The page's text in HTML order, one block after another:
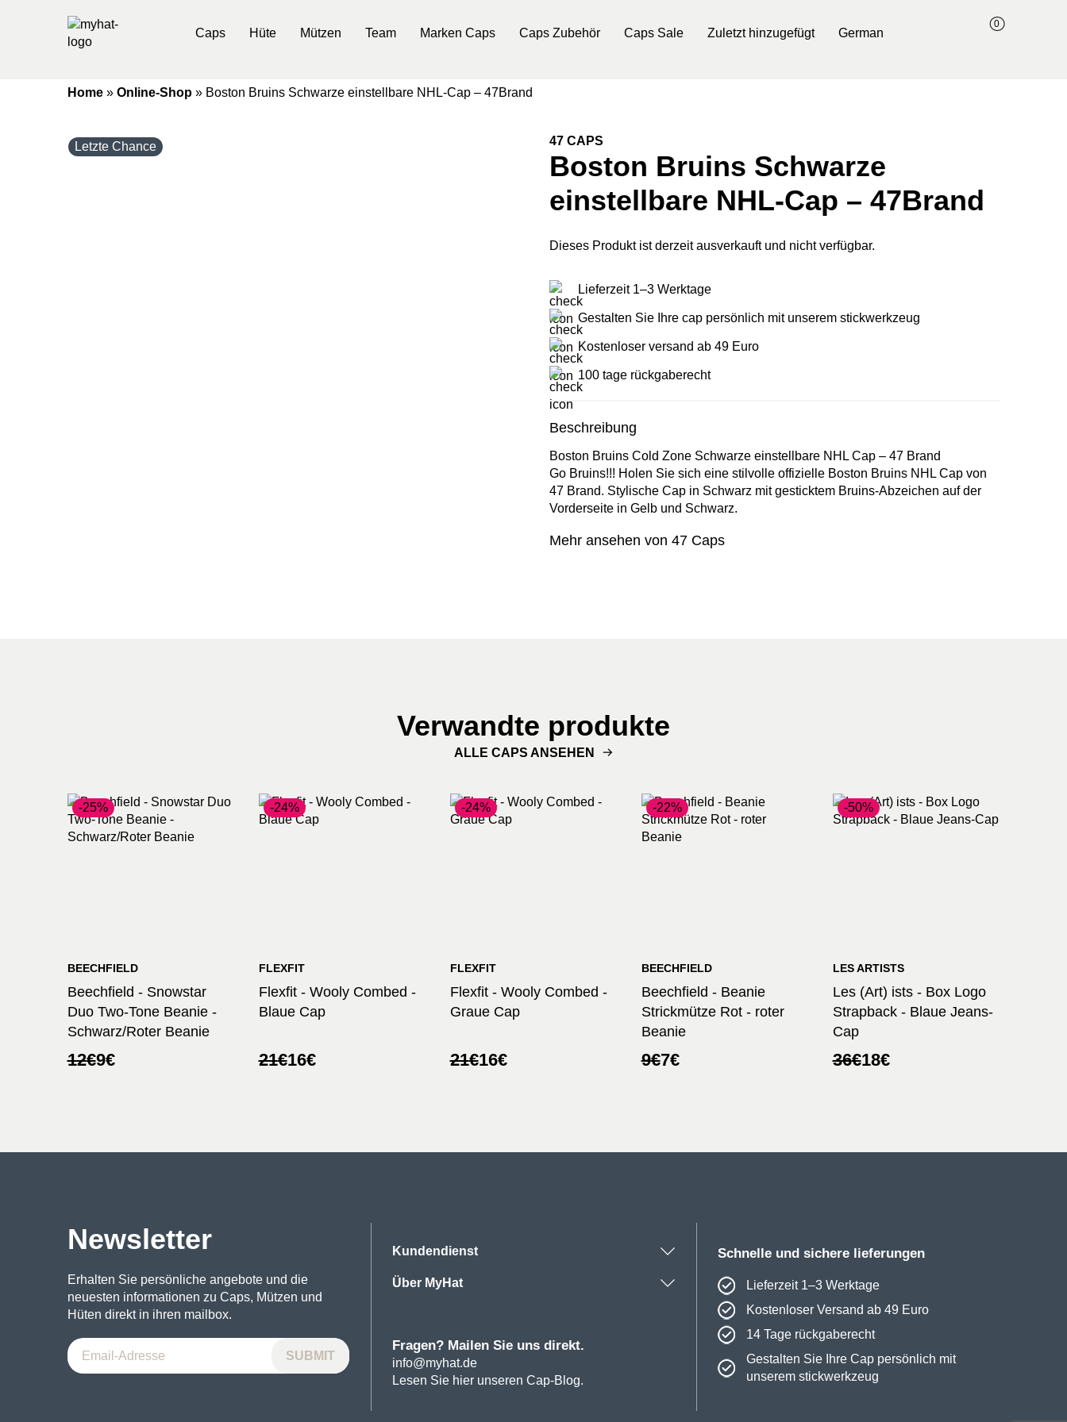
Caps Hüte Mützen Team Marken Caps Caps Zubehör Caps Sale Zuletzt hinzugefügt German
0
Home» Online-Shop» Boston Bruins Schwarze einstellbare NHL-Cap – 47Brand
Letzte Chance 47 CAPS
Boston Bruins Schwarze
einstellbare NHL-Cap – 47Brand
Dieses Produkt ist derzeit ausverkauft und nicht verfügbar.
Lieferzeit 1–3 Werktage
Gestalten Sie Ihre cap persönlich mit unserem stickwerkzeug
Kostenloser versand ab 49 Euro
100 tage rückgaberecht
Beschreibung
Boston Bruins Cold Zone Schwarze einstellbare NHL Cap – 47 Brand
Go Bruins!!! Holen Sie sich eine stilvolle offizielle Boston Bruins NHL Cap von
47 Brand. Stylische Cap in Schwarz mit gesticktem Bruins-Abzeichen auf der
Vorderseite in Gelb und Schwarz.
Mehr ansehen von 47 Caps
Verwandte produkte
ALLE CAPS ANSEHEN
-25%
BEECHFIELD
Beechfield - Snowstar
Duo Two-Tone Beanie -
Schwarz/Roter Beanie
12€
Ursprünglicher
9€
Aktueller
-24%
FLEXFIT
Flexfit - Wooly Combed -
Blaue Cap
21€
Ursprünglicher
16€
Aktueller
-24%
FLEXFIT
Flexfit - Wooly Combed -
Graue Cap
21€
Ursprünglicher
16€
Aktueller
-22%
BEECHFIELD
Beechfield - Beanie
Strickmütze Rot - roter
Beanie
9€
Ursprünglicher
7€
Aktueller
-50%
LES ARTISTS
Les (Art) ists - Box Logo
Strapback - Blaue Jeans-
Cap
36€
Ursprünglicher
18€
Aktueller
Newsletter
Erhalten Sie persönliche angebote und die
neuesten informationen zu Caps, Mützen und
Hüten direkt in ihren mailbox.
Kundendienst
Über MyHat
Fragen? Mailen Sie uns direkt.
info@myhat.de
Lesen Sie hier unseren Cap-Blog.
Schnelle und sichere lieferungen
Lieferzeit 1–3 Werktage
Kostenloser Versand ab 49 Euro
14 Tage rückgaberecht
Gestalten Sie Ihre Cap persönlich mit
unserem stickwerkzeug